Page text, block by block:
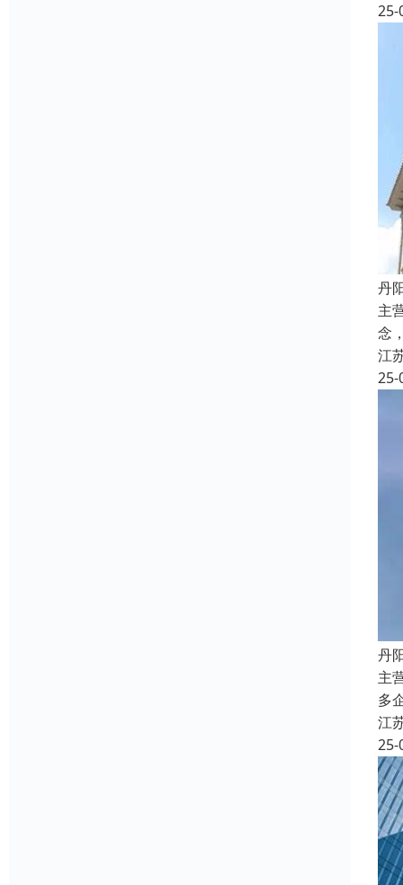
25-
丹
主
念
江
25-
丹
主
多
江
25-